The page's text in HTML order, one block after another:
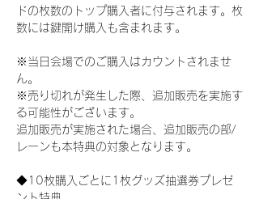
ドの枚数のトップ購入者に付与されます。枚
数には鍵開け購入も含まれます。
※当日会場でのご購入はカウントされませ
ん。
※売り切れが発生した際、追加販売を実施す
る可能性がございます。
追加販売が実施された場合、追加販売の部/
レーンも本特典の対象となります。
◆10枚購入ごとに1枚グッズ抽選券プレゼ